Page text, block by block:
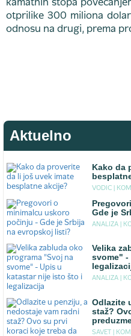
kamatnih stopa
otprilike 300 miliona
odnosu na drugi, prema
Aktuelno
Kako da
VODIC |
Gde je
ANALIZA |
Velika
svome" -
ANALIZA |
Odlazite
staž?
SAVET |